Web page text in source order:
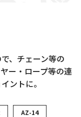
、チェーン等の
ー・ロープ等の連
ントに。
AZ-14